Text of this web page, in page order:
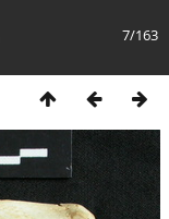
7/163